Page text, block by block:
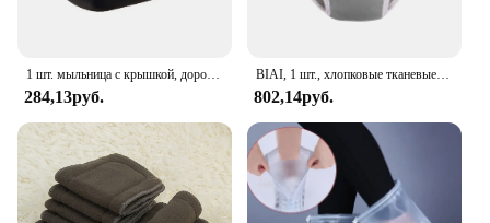
1 шт. мыльница с крышкой, дорожный многоразовый держатель для посуды, контейнер для мыла, аксессуары для ванной комнаты, полипропиленовая двухслойная дренажная сетка с ручкой
284,13руб.
BIAI, 1 шт., хлопковые тканевые подгузники для взрослых, многоразовые тканевые подгузники для недержания, моющиеся подгузники, штаны для взрослых, подарок для подростков
802,14руб.